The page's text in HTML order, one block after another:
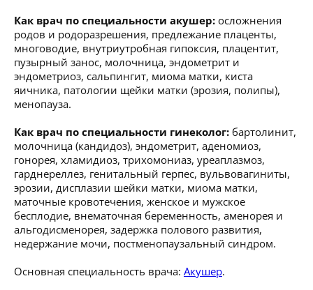
Как врач по специальности акушер: осложнения
родов и родоразрешения, предлежание плаценты,
многоводие, внутриутробная гипоксия, плацентит,
пузырный занос, молочница, эндометрит и
эндометриоз, сальпингит, миома матки, киста
яичника, патологии щейки матки (эрозия, полипы),
менопауза.
Как врач по специальности гинеколог: бартолинит,
молочница (кандидоз), эндометрит, аденомиоз,
гонорея, хламидиоз, трихомониаз, уреаплазмоз,
гарднереллез, генитальный герпес, вульвовагиниты,
эрозии, дисплазии шейки матки, миома матки,
маточные кровотечения, женское и мужское
бесплодие, внематочная беременность, аменорея и
альгодисменорея, задержка полового развития,
недержание мочи, постменопаузальный синдром.
Основная специальность врача: Акушер.